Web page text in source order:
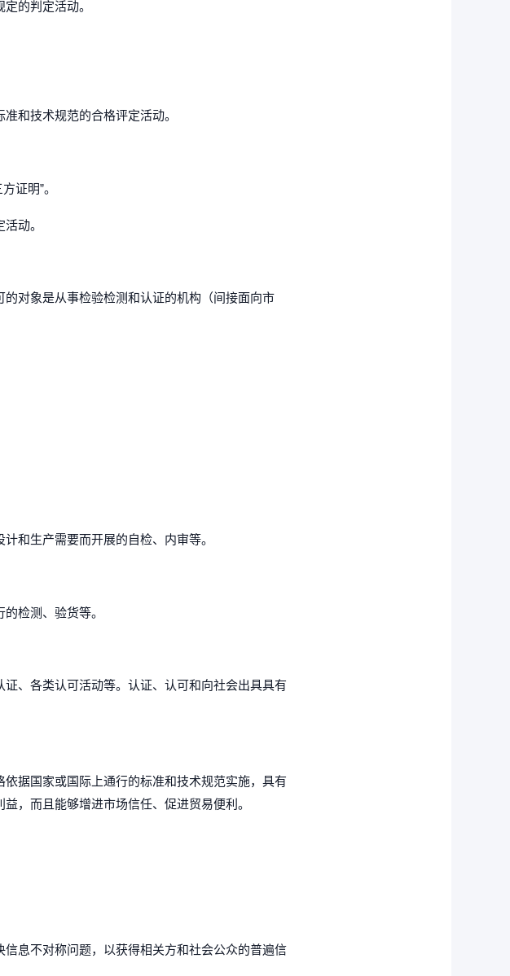
的判定活动。
和技术规范的合格评定活动。
证明”。
动。
对象是从事检验检测和认证的机构（间接面向市
和生产需要而开展的自检、内审等。
检测、验货等。
、各类认可活动等。认证、认可和向社会出具具有
据国家或国际上通行的标准和技术规范实施，具有
，而且能够增进市场信任、促进贸易便利。
息不对称问题，以获得相关方和社会公众的普遍信